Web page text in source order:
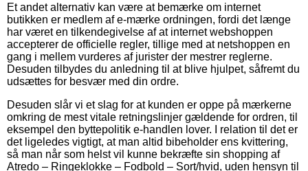
Et andet alternativ kan være at bemærke om internet
butikken er medlem af e-mærke ordningen, fordi det længe
har været en tilkendegivelse af at internet webshoppen
accepterer de officielle regler, tillige med at netshoppen en
gang i mellem vurderes af jurister der mestrer reglerne.
Desuden tilbydes du anledning til at blive hjulpet, såfremt du
udsættes for besvær med din ordre.
Desuden slår vi et slag for at kunden er oppe på mærkerne
omkring de mest vitale retningslinjer gældende for ordren, til
eksempel den byttepolitik e-handlen lover. I relation til det er
det ligeledes vigtigt, at man altid bibeholder ens kvittering,
så man når som helst vil kunne bekræfte sin shopping af
Atredo – Ringeklokke – Fodbold – Sort/hvid, uden hensyn til